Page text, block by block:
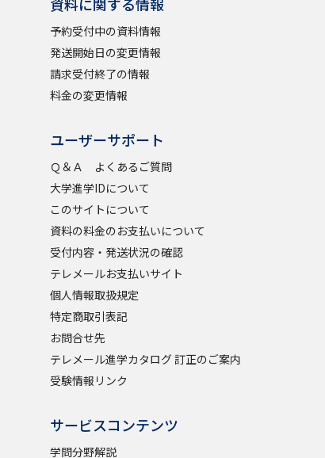
予約受付中の資料情報
発送開始日の変更情報
請求受付終了の情報
料金の変更情報
ユーザーサポート
Ｑ＆Ａ よくあるご質問
大学進学IDについて
このサイトについて
資料の料金のお支払いについて
受付内容・発送状況の確認
テレメールお支払いサイト
個人情報取扱規定
特定商取引表記
お問合せ先
テレメール進学カタログ 訂正のご案内
受験情報リンク
サービスコンテンツ
学問分野解説